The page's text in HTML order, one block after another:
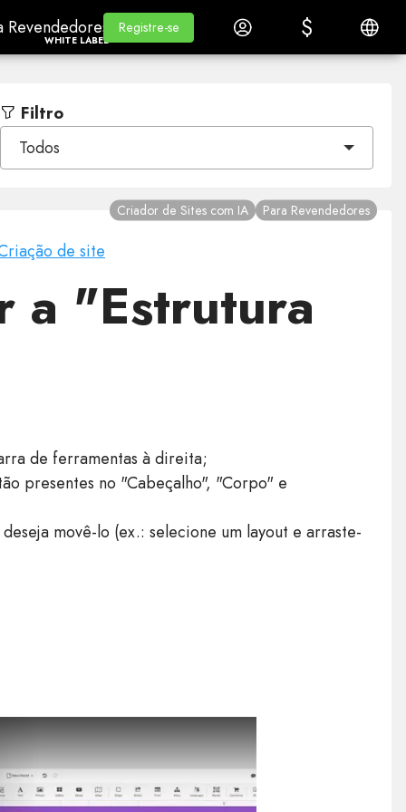
RevendedoresWhite Label
Revendedores
WHITE LABEL
Aprender
Aprender
Registre-se
Registre-se Iniciar Sessão
$
$
Filtro
Todos
de site
Criador de Sites com IA Para Revendedores
a "Estrutura
de ferramentas à direita;
presentes no "Cabeçalho", "Corpo" e
movê-lo (ex.: selecione um layout e arraste-